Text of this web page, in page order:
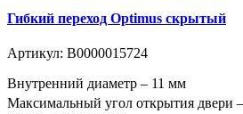
Гибкий переход Optimus скрытый
Артикул: В0000015724
Внутренний диаметр – 11 мм
Максимальный угол открытия двери